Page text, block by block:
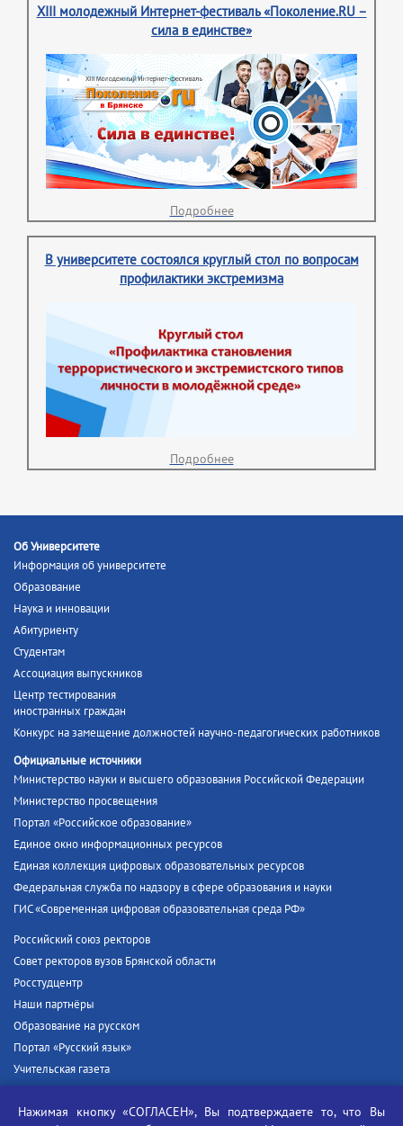
XIII молодежный Интернет-фестиваль «Поколение.RU –
сила в единстве»
Подробнее
В университете состоялся круглый стол по вопросам
профилактики экстремизма
Подробнее
Об Университете
Информация об университете
Образование
Наука и инновации
Абитуриенту
Студентам
Ассоциация выпускников
Центр тестирования
иностранных граждан
Конкурс на замещение должностей научно-педагогических работников
Официальные источники
Министерство науки и высшего образования Российской Федерации
Министерство просвещения
Портал «Российское образование»
Единое окно информационных ресурсов
Единая коллекция цифровых образовательных ресурсов
Федеральная служба по надзору в сфере образования и науки
ГИС «Современная цифровая образовательная среда РФ»
Российский союз ректоров
Совет ректоров вузов Брянской области
Росстудцентр
Наши партнёры
Образование на русском
Портал «Русский язык»
Учительская газета
Единый портал государственных услуг
Нажимая кнопку «СОГЛАСЕН», Вы подтверждаете то, что Вы